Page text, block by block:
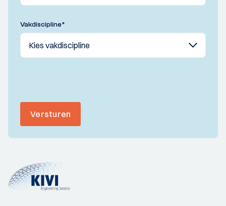
Vakdiscipline*
Versturen